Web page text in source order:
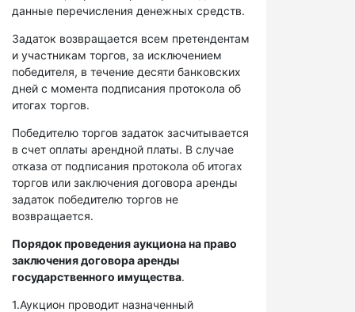
данные перечисления денежных средств.
Задаток возвращается всем претендентам
и участникам торгов, за исключением
победителя, в течение десяти банковских
дней с момента подписания протокола об
итогах торгов.
Победителю торгов задаток засчитывается
в счет оплаты арендной платы. В случае
отказа от подписания протокола об итогах
торгов или заключения договора аренды
задаток победителю торгов не
возвращается.
Порядок проведения аукциона на право
заключения договора аренды
государственного имущества.
1.Аукцион проводит назначенный